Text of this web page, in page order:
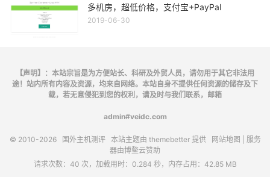
多机房，超低价格，支付宝+PayPal
2019-06-30
【声明】：本站宗旨是为方便站长、科研及外贸人员，请勿用于其它非法用
途！站内所有内容及资源，均来自网络。本站自身不提供任何资源的储存及下
载，若无意侵犯到您的权利，请及时与我们联系，邮箱
admin#veidc.com
© 2010-2026 国外主机测评本站主题由 themebetter提供 网站地图 | 服务
器由博鳌云赞助
请求次数：40 次，加载用时：0.284 秒，内存占用：42.85 MB